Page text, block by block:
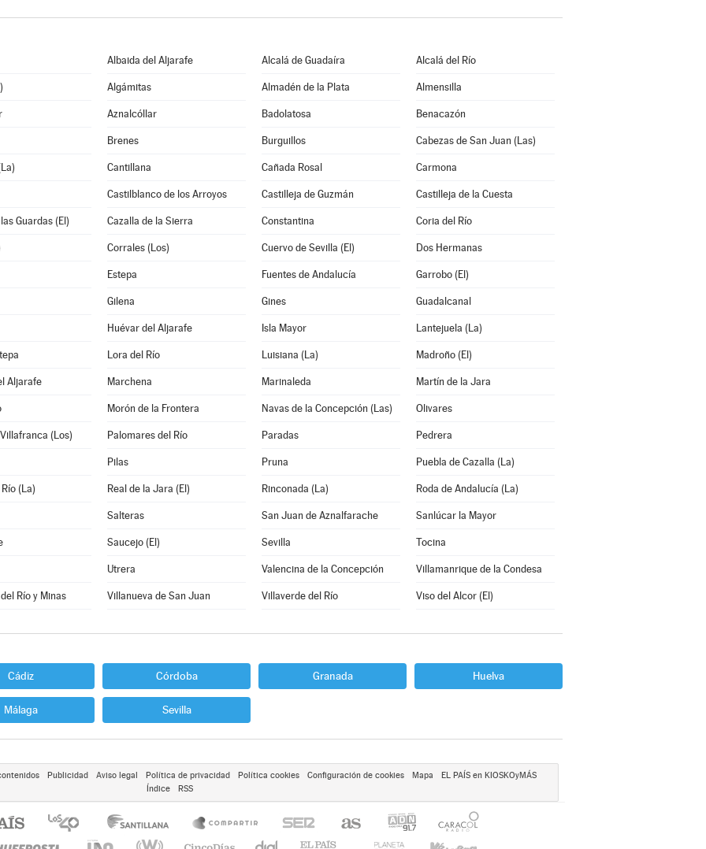
Albaida del Aljarafe Alcalá de Guadaíra Alcalá del Río
Algámitas Almadén de la Plata Almensilla
Aznalcóllar Badolatosa Benacazón
Brenes Burguillos Cabezas de San Juan (Las)
Cantillana Cañada Rosal Carmona
Castilblanco de los Arroyos Castilleja de Guzmán Castilleja de la Cuesta
Guardas (El) Cazalla de la Sierra Constantina Coria del Río
Corrales (Los) Cuervo de Sevilla (El) Dos Hermanas
Estepa Fuentes de Andalucía Garrobo (El)
Gilena Gines Guadalcanal
Huévar del Aljarafe Isla Mayor Lantejuela (La)
Lora del Río Luisiana (La) Madroño (El)
Aljarafe Marchena Marinaleda Martín de la Jara
Morón de la Frontera Navas de la Concepción (Las) Olivares
(Los) Palomares del Río Paradas Pedrera
Pilas Pruna Puebla de Cazalla (La)
(La) Real de la Jara (El) Rinconada (La) Roda de Andalucía (La)
Salteras San Juan de Aznalfarache Sanlúcar la Mayor
Saucejo (El) Sevilla Tocina
Utrera Valencina de la Concepción Villamanrique de la Condesa
Río y Minas Villanueva de San Juan Villaverde del Río Viso del Alcor (El)
Cádiz Córdoba Granada Huelva
Málaga Sevilla
Publicidad Aviso legal Política de privacidad Política cookies Configuración de cookies Mapa
EL PAÍS en KIOSKOyMÁS
Índice
RSS